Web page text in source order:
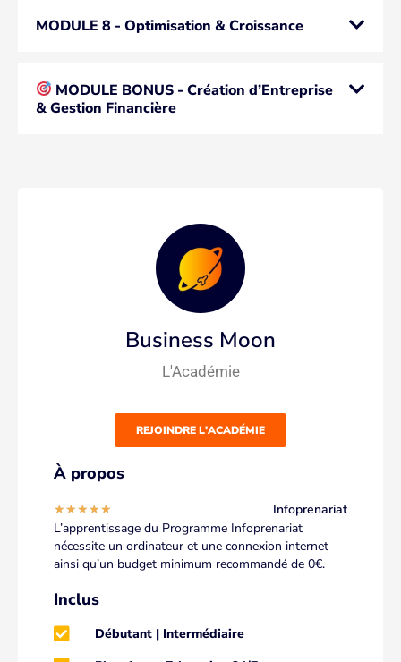
MODULE 8 - Optimisation & Croissance
MODULE BONUS - Création d’Entreprise
& Gestion Financière
Business Moon
L'Académie
REJOINDRE L'ACADÉMIE
À propos
★★★★★
Infoprenariat
L’apprentissage du Programme Infoprenariat
nécessite un ordinateur et une connexion internet
ainsi qu’un budget minimum recommandé de 0€.
Inclus
Débutant | Intermédiaire